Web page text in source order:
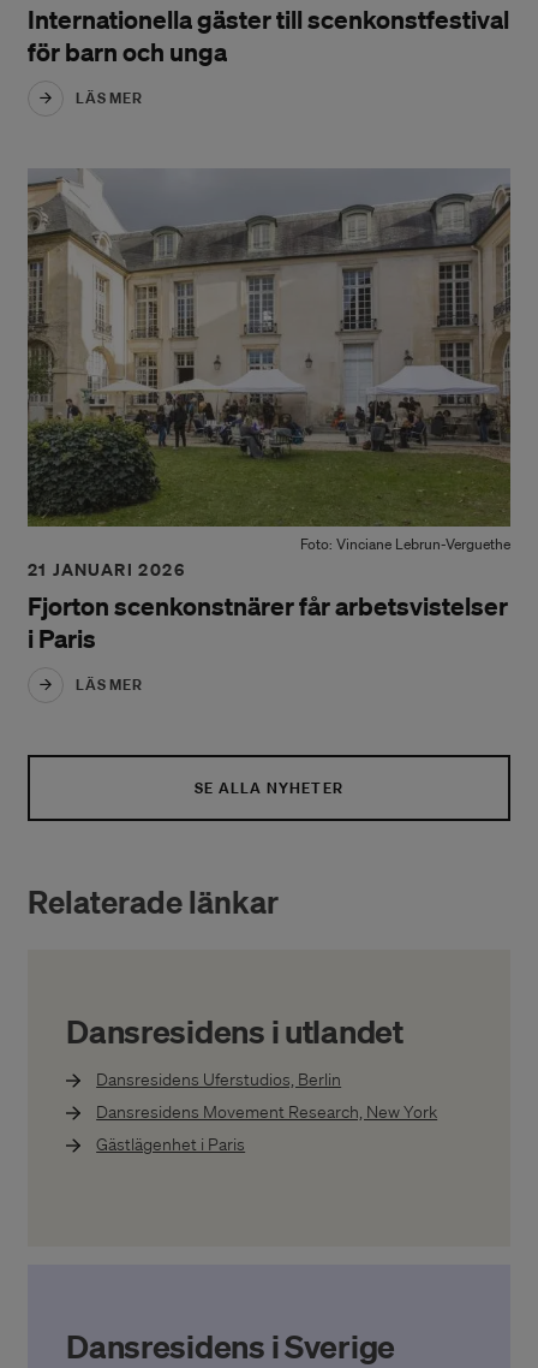
Internationella gäster till scenkonstfestival
för barn och unga
LÄS MER
Foto: Vinciane Lebrun-Verguethe
21 JANUARI 2026
Fjorton scenkonstnärer får arbetsvistelser
i Paris
LÄS MER
SE ALLA NYHETER
Relaterade länkar
Dansresidens i utlandet
Dansresidens Uferstudios, Berlin
Dansresidens Movement Research, New York
Gästlägenhet i Paris
Dansresidens i Sverige